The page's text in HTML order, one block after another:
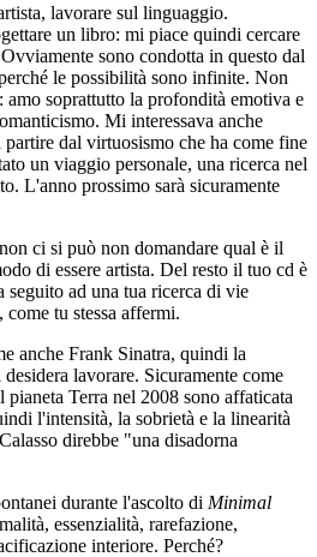
lavorare sul linguaggio.
un libro: mi piace quindi cercare
sono condotta in questo dal
le possibilità sono infinite. Non
amo soprattutto la profondità emotiva e
Mi interessava anche
dal virtuosismo che ha come fine
un viaggio personale, una ricerca nel
L'anno prossimo sarà sicuramente
ci si può non domandare qual è il
di essere artista. Del resto il tuo cd è
ad una tua ricerca di vie
tu stessa affermi.
anche Frank Sinatra, quindi la
lavorare. Sicuramente come
pianeta Terra nel 2008 sono affaticata
l'intensità, la sobrietà e la linearità
direbbe "una disadorna
durante l'ascolto di Minimal
essenzialità, rarefazione,
interiore. Perché?